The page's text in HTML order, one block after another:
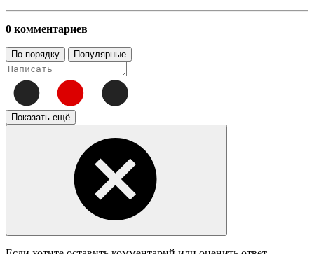
0 комментариев
По порядку Популярные
Показать ещё